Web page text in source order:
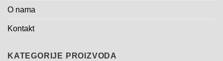
O nama
Kontakt
KATEGORIJE PROIZVODA